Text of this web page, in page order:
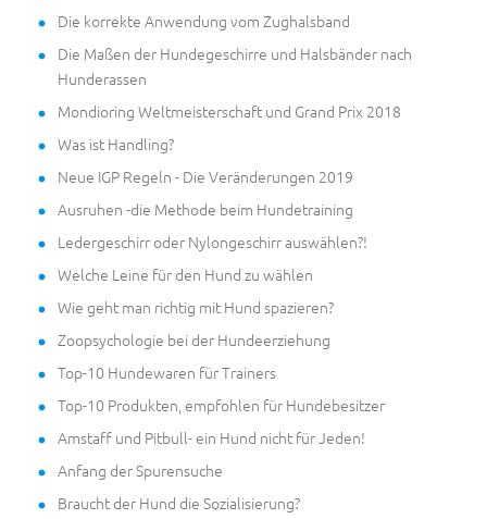
Die korrekte Anwendung vom Zughalsband
Die Maßen der Hundegeschirre und Halsbänder nach
Hunderassen
Mondioring Weltmeisterschaft und Grand Prix 2018
Was ist Handling?
Neue IGP Regeln - Die Veränderungen 2019
Ausruhen -die Methode beim Hundetraining
Ledergeschirr oder Nylongeschirr auswählen?!
Welche Leine für den Hund zu wählen
Wie geht man richtig mit Hund spazieren?
Zoopsychologie bei der Hundeerziehung
Top-10 Hundewaren für Trainers
Top-10 Produkten, empfohlen für Hundebesitzer
Amstaff und Pitbull- ein Hund nicht für Jeden!
Anfang der Spurensuche
Braucht der Hund die Sozialisierung?